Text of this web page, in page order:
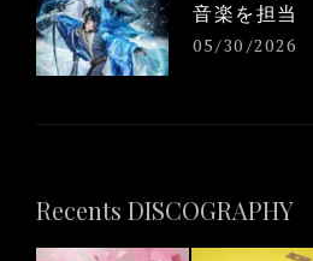
音楽を担当
05/30/2026
Recents DISCOGRAPHY